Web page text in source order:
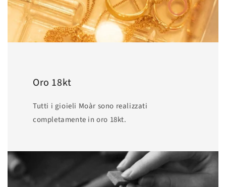
Oro 18kt
Tutti i gioieli Moàr sono realizzati
completamente in oro 18kt.